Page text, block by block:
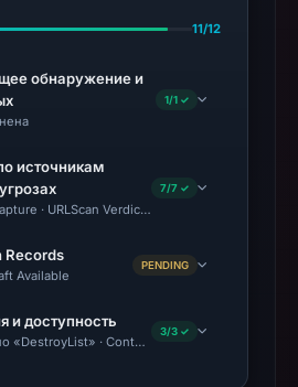
11/12
обнаружение и
1/1 ✓
источникам
· URLScan Verdict · VirusTotal · Google
7/7 ✓
Records
Available
PENDING
и доступность
«DestroyList» · Content Observed Unavailable
3/3 ✓